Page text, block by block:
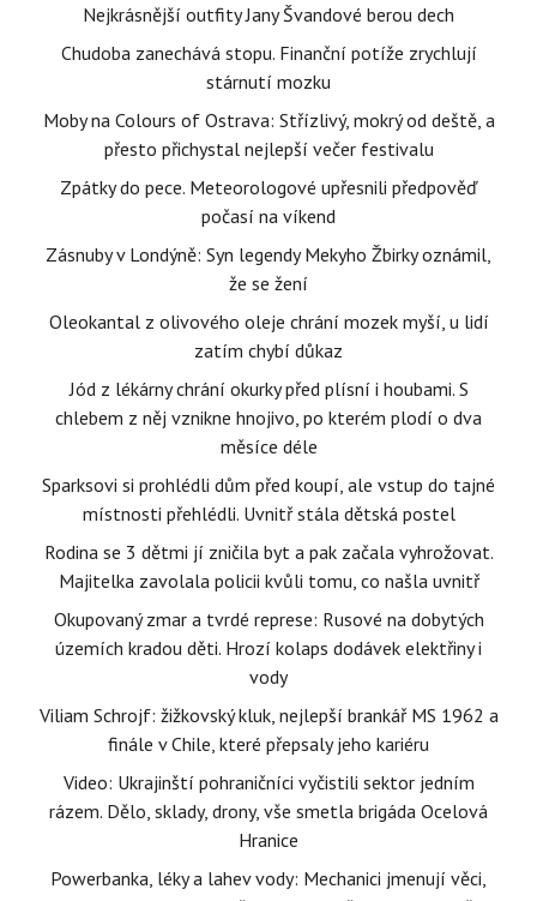
Nejkrásnější outfity Jany Švandové berou dech
Chudoba zanechává stopu. Finanční potíže zrychlují
stárnutí mozku
Moby na Colours of Ostrava: Střízlivý, mokrý od deště, a
přesto přichystal nejlepší večer festivalu
Zpátky do pece. Meteorologové upřesnili předpověď
počasí na víkend
Zásnuby v Londýně: Syn legendy Mekyho Žbirky oznámil,
že se žení
Oleokantal z olivového oleje chrání mozek myší, u lidí
zatím chybí důkaz
Jód z lékárny chrání okurky před plísní i houbami. S
chlebem z něj vznikne hnojivo, po kterém plodí o dva
měsíce déle
Sparksovi si prohlédli dům před koupí, ale vstup do tajné
místnosti přehlédli. Uvnitř stála dětská postel
Rodina se 3 dětmi jí zničila byt a pak začala vyhrožovat.
Majitelka zavolala policii kvůli tomu, co našla uvnitř
Okupovaný zmar a tvrdé represe: Rusové na dobytých
územích kradou děti. Hrozí kolaps dodávek elektřiny i
vody
Viliam Schrojf: žižkovský kluk, nejlepší brankář MS 1962 a
finále v Chile, které přepsaly jeho kariéru
Video: Ukrajinští pohraničníci vyčistili sektor jedním
rázem. Dělo, sklady, drony, vše smetla brigáda Ocelová
Hranice
Powerbanka, léky a lahev vody: Mechanici jmenují věci,